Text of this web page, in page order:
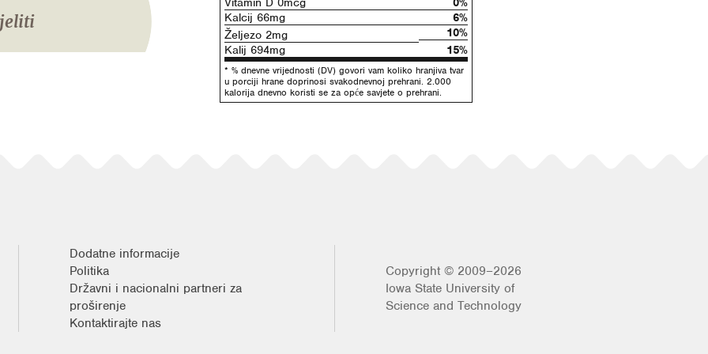
Kalcij 66mg
6%
Željezo 2mg
10%
Kalij 694mg
15%
* % dnevne vrijednosti (DV) govori vam koliko hranjiva tvar
u porciji hrane doprinosi svakodnevnoj prehrani. 2.000
kalorija dnevno koristi se za opće savjete o prehrani.
Dodatne informacije
Politika
Državni i nacionalni partneri za
proširenje
Kontaktirajte nas
Copyright © 2009–2026
Iowa State University of
Science and Technology